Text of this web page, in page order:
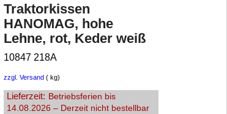
Traktorkissen
HANOMAG, hohe
Lehne, rot, Keder weiß
10847 218A
zzgl. Versand kg
Lieferzeit: Betriebsferien bis
14.08.2026 – Derzeit nicht bestellbar